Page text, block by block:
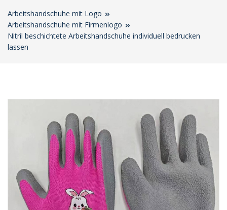
Arbeitshandschuhe mit Logo
Arbeitshandschuhe mit Firmenlogo
Nitril beschichtete Arbeitshandschuhe individuell bedrucken
lassen